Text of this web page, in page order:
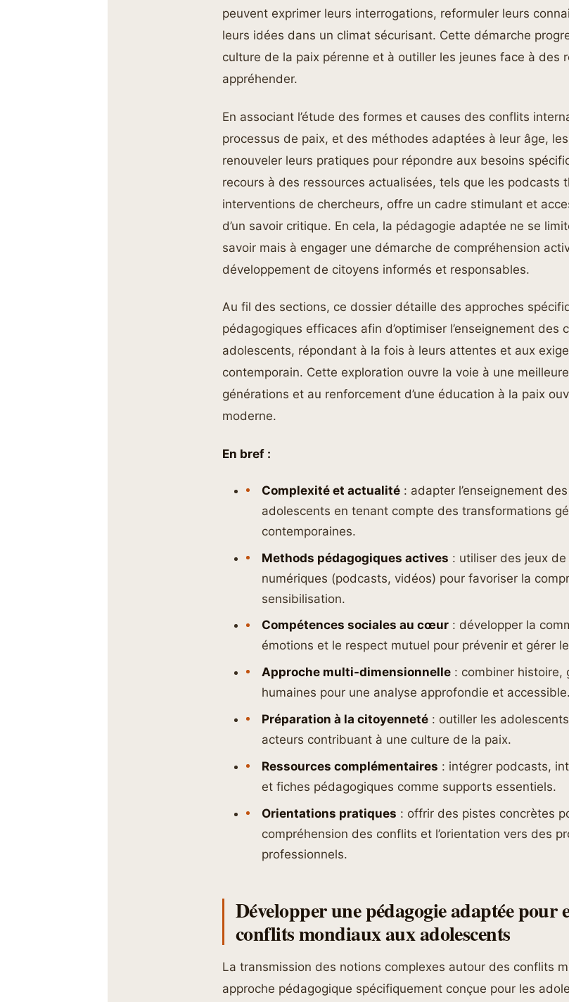
peuvent exprimer leurs interrogations, reformuler leurs
leurs idées dans un climat sécurisant. Cette démarche
culture de la paix pérenne et à outiller les jeunes face à des
appréhender.
En associant l’étude des formes et causes des conflits
processus de paix, et des méthodes adaptées à leur âge,
renouveler leurs pratiques pour répondre aux besoins
recours à des ressources actualisées, tels que les podcasts
interventions de chercheurs, offre un cadre stimulant et
d’un savoir critique. En cela, la pédagogie adaptée ne se
savoir mais à engager une démarche de compréhension
développement de citoyens informés et responsables.
Au fil des sections, ce dossier détaille des approches
pédagogiques efficaces afin d’optimiser l’enseignement des
adolescents, répondant à la fois à leurs attentes et aux
contemporain. Cette exploration ouvre la voie à une
générations et au renforcement d’une éducation à la paix
moderne.
En bref :
Complexité et actualité : adapter l’enseignement
adolescents en tenant compte des transformations
contemporaines.
Methods pédagogiques actives : utiliser des jeux
numériques (podcasts, vidéos) pour favoriser la
sensibilisation.
Compétences sociales au cœur : développer la
émotions et le respect mutuel pour prévenir et gérer
Approche multi-dimensionnelle : combiner histoire,
humaines pour une analyse approfondie et accessible.
Préparation à la citoyenneté : outiller les
acteurs contribuant à une culture de la paix.
Ressources complémentaires : intégrer podcasts,
et fiches pédagogiques comme supports essentiels.
Orientations pratiques : offrir des pistes concrètes
compréhension des conflits et l’orientation vers des
professionnels.
Développer une pédagogie adaptée pour
conflits mondiaux aux adolescents
La transmission des notions complexes autour des conflits
approche pédagogique spécifiquement conçue pour les